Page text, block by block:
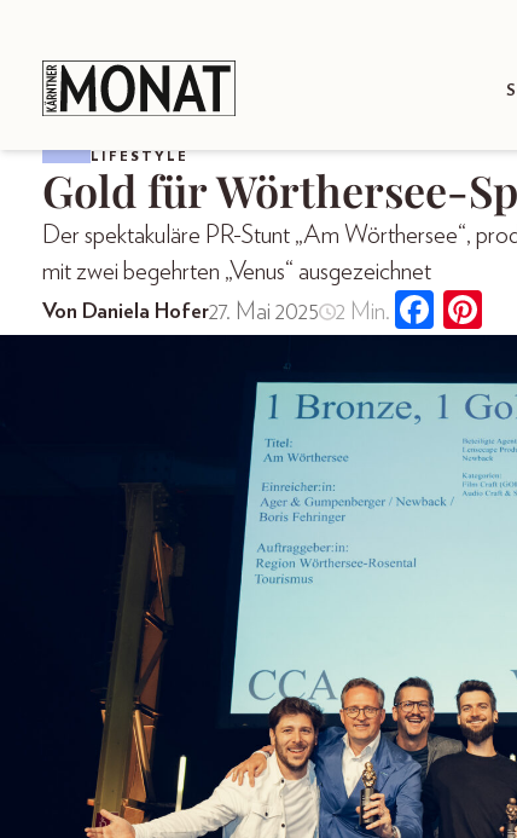
LIFESTYLE
Gold für Wörthersee-
Der spektakuläre PR-Stunt „Am Wörthersee“,
mit zwei begehrten „Venus“ ausgezeichnet
Von Daniela Hofer27. Mai 2025 2 Min.